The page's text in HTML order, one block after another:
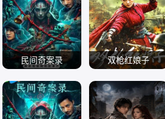
民间奇案录
电影 剧情片
2026
双枪红娘子
王品一 王岗岗 王程
谢宁 邱晨阳 陈之辉
电影 战争片
2026